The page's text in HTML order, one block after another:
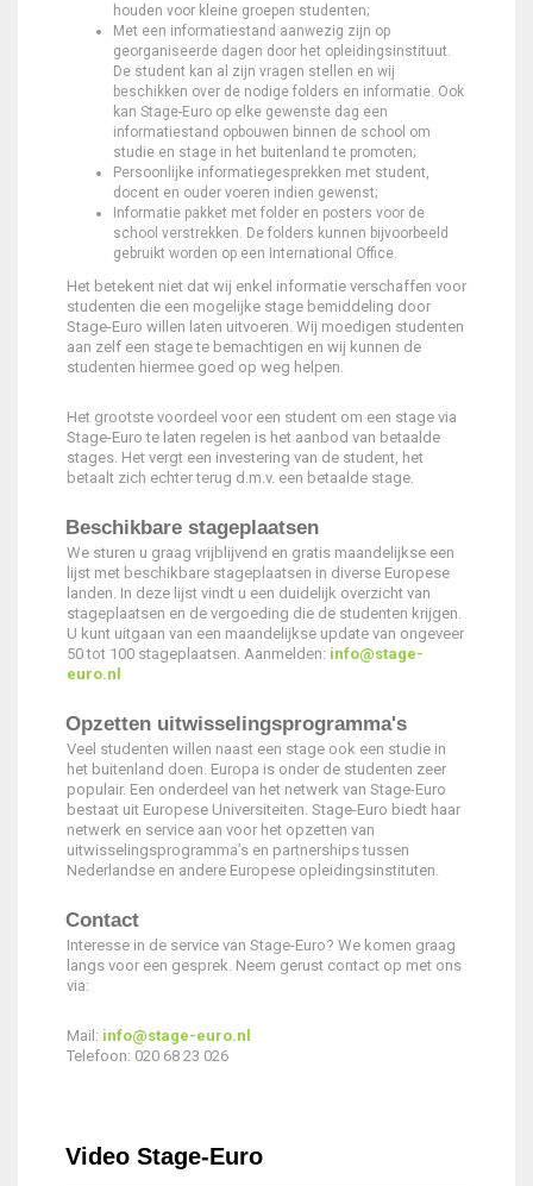
houden voor kleine groepen studenten;
Met een informatiestand aanwezig zijn op
georganiseerde dagen door het opleidingsinstituut.
De student kan al zijn vragen stellen en wij
beschikken over de nodige folders en informatie. Ook
kan Stage-Euro op elke gewenste dag een
informatiestand opbouwen binnen de school om
studie en stage in het buitenland te promoten;
Persoonlijke informatiegesprekken met student,
docent en ouder voeren indien gewenst;
Informatie pakket met folder en posters voor de
school verstrekken. De folders kunnen bijvoorbeeld
gebruikt worden op een International Office.
Het betekent niet dat wij enkel informatie verschaffen voor
studenten die een mogelijke stage bemiddeling door
Stage-Euro willen laten uitvoeren. Wij moedigen studenten
aan zelf een stage te bemachtigen en wij kunnen de
studenten hiermee goed op weg helpen.
Het grootste voordeel voor een student om een stage via
Stage-Euro te laten regelen is het aanbod van betaalde
stages. Het vergt een investering van de student, het
betaalt zich echter terug d.m.v. een betaalde stage.
Beschikbare stageplaatsen
We sturen u graag vrijblijvend en gratis maandelijkse een
lijst met beschikbare stageplaatsen in diverse Europese
landen. In deze lijst vindt u een duidelijk overzicht van
stageplaatsen en de vergoeding die de studenten krijgen.
U kunt uitgaan van een maandelijkse update van ongeveer
50 tot 100 stageplaatsen. Aanmelden: info@stage-
euro.nl
Opzetten uitwisselingsprogramma's
Veel studenten willen naast een stage ook een studie in
het buitenland doen. Europa is onder de studenten zeer
populair. Een onderdeel van het netwerk van Stage-Euro
bestaat uit Europese Universiteiten. Stage-Euro biedt haar
netwerk en service aan voor het opzetten van
uitwisselingsprogramma’s en partnerships tussen
Nederlandse en andere Europese opleidingsinstituten.
Contact
Interesse in de service van Stage-Euro? We komen graag
langs voor een gesprek. Neem gerust contact op met ons
via:
Mail: info@stage-euro.nl
Telefoon: 020 68 23 026
Video Stage-Euro